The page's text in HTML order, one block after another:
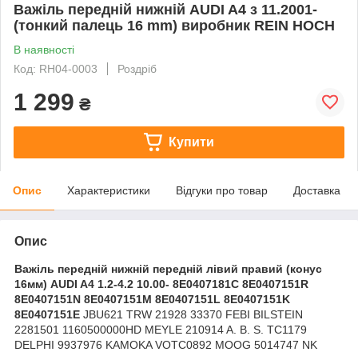
Важіль передній нижній AUDI A4 з 11.2001-
(тонкий палець 16 mm) виробник REIN HOCH
В наявності
Код: RH04-0003
Роздріб
1 299 ₴
Купити
Опис Характеристики Відгуки про товар Доставка
Опис
Важіль передній нижній передній лівий правий (конус
16мм) AUDI A4 1.2-4.2 10.00- 8E0407181C 8E0407151R
8E0407151N 8E0407151M 8E0407151L 8E0407151K
8E0407151E JBU621 TRW 21928 33370 FEBI BILSTEIN
2281501 1160500000HD MEYLE 210914 A. B. S. TC1179
DELPHI 9937976 KAMOKA VOTC0892 MOOG 5014747 NK